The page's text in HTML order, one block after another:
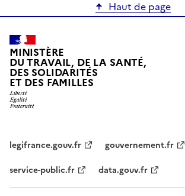
Haut de page
MINISTÈRE
DU TRAVAIL, DE LA SANTÉ,
DES SOLIDARITÉS
ET DES FAMILLES
legifrance.gouv.fr
gouvernement.fr
service-public.fr
data.gouv.fr